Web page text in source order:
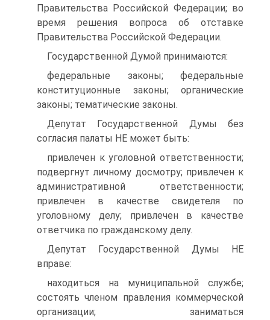
Правительства Российской Федерации; во
время решения вопроса об отставке
Правительства Российской Федерации.
Государственной Думой принимаются:
федеральные законы; федеральные
конституционные законы; органические
законы; тематические законы.
Депутат Государственной Думы без
согласия палаты НЕ может быть:
привлечен к уголовной ответственности;
подвергнут личному досмотру; привлечен к
административной ответственности;
привлечен в качестве свидетеля по
уголовному делу; привлечен в качестве
ответчика по гражданскому делу.
Депутат Государственной Думы НЕ
вправе:
находиться на муниципальной службе;
состоять членом правления коммерческой
организации; заниматься